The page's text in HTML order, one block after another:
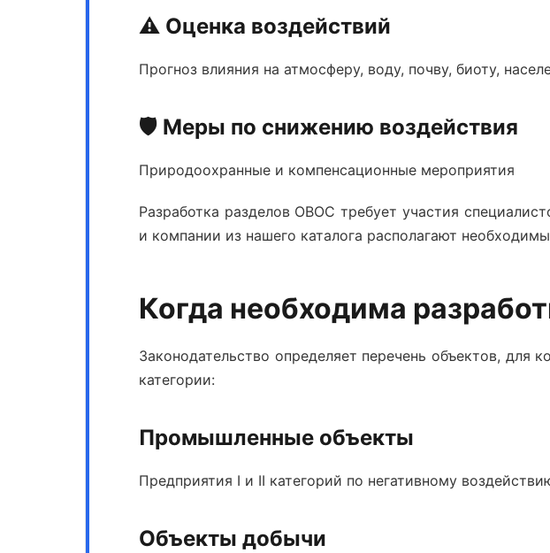
⚠️ Оценка воздействий
Прогноз влияния на атмосферу, воду, почву, биоту,
🛡️ Меры по снижению воздействия
Природоохранные и компенсационные мероприятия
Разработка разделов ОВОС требует участия
и компании из нашего каталога располагают
Когда необходима
Законодательство определяет перечень объектов, для
категории:
Промышленные объекты
Предприятия I и II категорий по негативному
Объекты добычи